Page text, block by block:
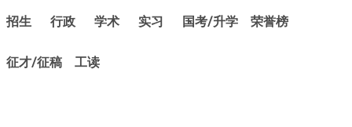
招生 行政 学术 实习 国考/升学 荣誉榜
征才/征稿 工读